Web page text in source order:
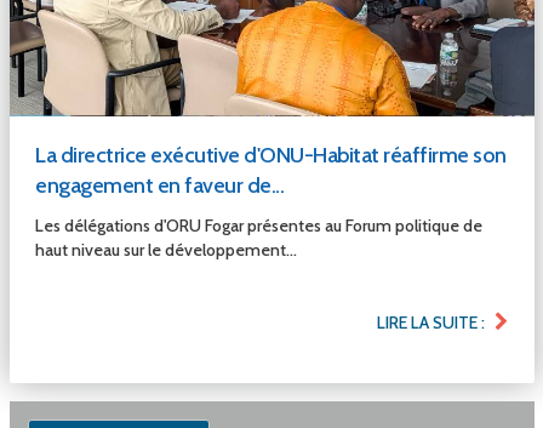
La directrice exécutive d'ONU-Habitat réaffirme son
engagement en faveur de...
Les délégations d'ORU Fogar présentes au Forum politique de
haut niveau sur le développement...
LIRE LA SUITE :